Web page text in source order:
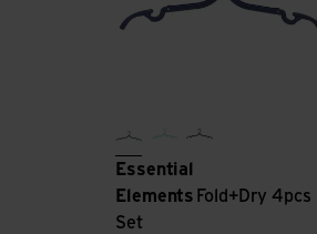
future dusk
Essential
Elements Fold+Dry 4pcs
Set